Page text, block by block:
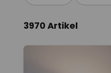
3970 Artikel